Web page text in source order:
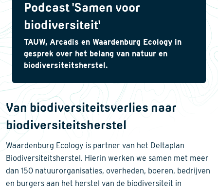
Podcast 'Samen voor
biodiversiteit'
TAUW, Arcadis en Waardenburg Ecology in
gesprek over het belang van natuur en
biodiversiteitsherstel.
Van biodiversiteitsverlies naar
biodiversiteitsherstel
Waardenburg Ecology is partner van het Deltaplan
Biodiversiteitsherstel. Hierin werken we samen met meer
dan 150 natuurorganisaties, overheden, boeren, bedrijven
en burgers aan het herstel van de biodiversiteit in